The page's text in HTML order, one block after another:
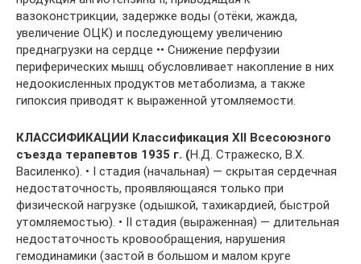
вазоконстрикции, задержке воды (отёки, жажда,
увеличение ОЦК) и последующему увеличению
преднагрузки на сердце •• Снижение перфузии
периферических мышц обусловливает накопление в них
недоокисленных продуктов метаболизма, а также
гипоксия приводят к выраженной утомляемости.
КЛАССИФИКАЦИИ Классификация XII Всесоюзного
съезда терапевтов 1935 г. (Н.Д. Стражеско, В.Х.
Василенко). • I стадия (начальная) — скрытая сердечная
недостаточность, проявляющаяся только при
физической нагрузке (одышкой, тахикардией, быстрой
утомляемостью). • II стадия (выраженная) — длительная
недостаточность кровообращения, нарушения
гемодинамики (застой в большом и малом круге